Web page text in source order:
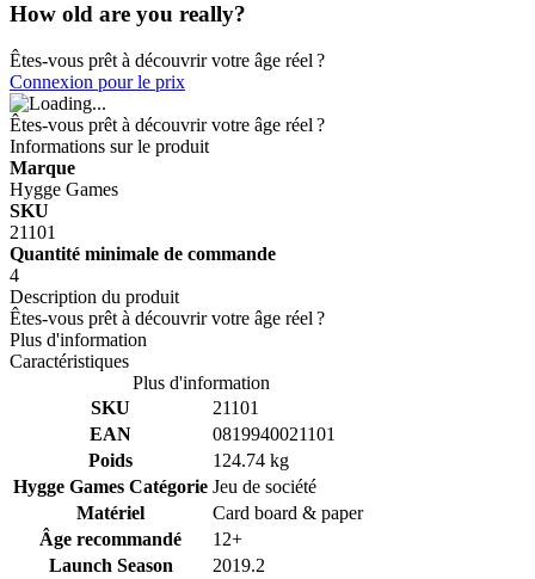
How old are you really?
Êtes-vous prêt à découvrir votre âge réel ?
Connexion pour le prix
Êtes-vous prêt à découvrir votre âge réel ?
Informations sur le produit
Marque
Hygge Games
SKU
21101
Quantité minimale de commande
4
Description du produit
Êtes-vous prêt à découvrir votre âge réel ?
Plus d'information
Caractéristiques
Plus d'information
SKU
21101
EAN
0819940021101
Poids
124.74 kg
Hygge Games Catégorie Jeu de société
Matériel
Card board & paper
Âge recommandé
12+
Launch Season
2019.2